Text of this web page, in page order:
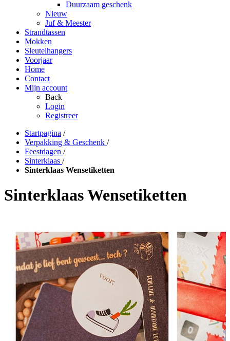
Duurzaam geschenk
Nieuw
Juf & Meester
Strandtassen
Mokken
Sleutelhangers
Voorjaar
Home
Contact
Mijn account
Back
Login
Registreer
Startpagina /
Verpakking & Geschenk /
Feestdagen /
Sinterklaas /
Sinterklaas Wensetiketten
Sinterklaas Wensetiketten